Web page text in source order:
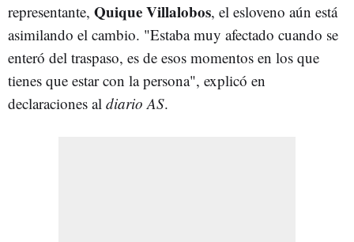
representante, Quique Villalobos, el esloveno aún está
asimilando el cambio. "Estaba muy afectado cuando se
enteró del traspaso, es de esos momentos en los que
tienes que estar con la persona", explicó en
declaraciones al diario AS.